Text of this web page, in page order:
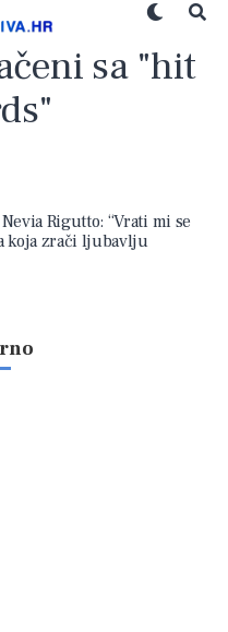
sa "hit
Rigutto: “Vrati mi se
koja zrači ljubavlju